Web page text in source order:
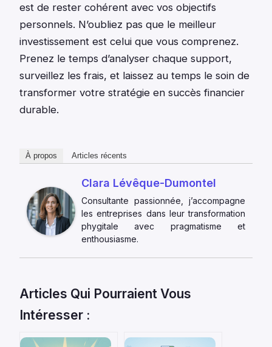
est de rester cohérent avec vos objectifs
personnels. N’oubliez pas que le meilleur
investissement est celui que vous comprenez.
Prenez le temps d’analyser chaque support,
surveillez les frais, et laissez au temps le soin de
transformer votre stratégie en succès financier
durable.
À propos Articles récents
Clara Lévêque-Dumontel
Consultante passionnée, j’accompagne
les entreprises dans leur transformation
phygitale avec pragmatisme et
enthousiasme.
Articles Qui Pourraient Vous
Intéresser :